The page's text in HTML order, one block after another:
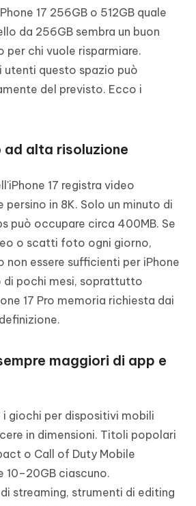
17 256GB o 512GB quale
da 256GB sembra un buon
chi vuole risparmiare.
utenti questo spazio può
del previsto. Ecco i
ad alta risoluzione
17 registra video
persino in 8K. Solo un minuto di
può occupare circa 400MB. Se
o scatti foto ogni giorno,
non essere sufficienti per iPhone
di pochi mesi, soprattutto
17 Pro memoria richiesta dai
maggiori di app e
i giochi per dispositivi mobili
in dimensioni. Titoli popolari
o Call of Duty Mobile
10–20GB ciascuno.
streaming, strumenti di editing